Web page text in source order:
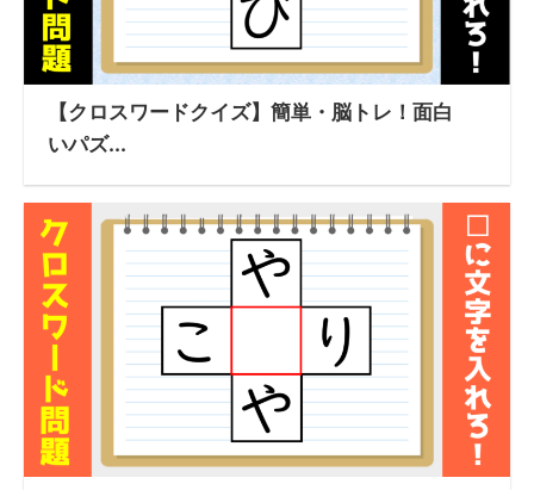
【クロスワードクイズ】簡単・脳トレ！面白
いパズ...